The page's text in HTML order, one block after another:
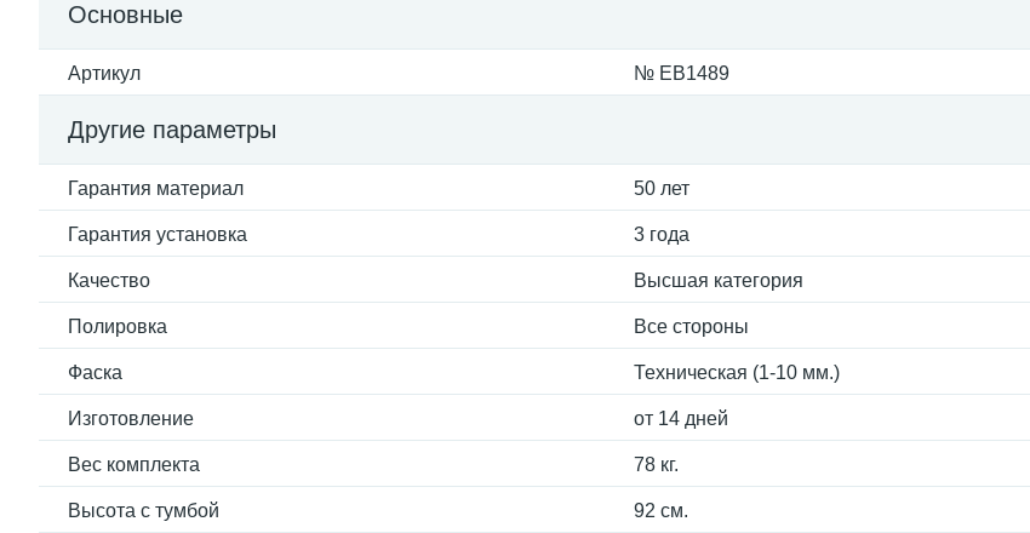
Основные
Артикул № EB1489
Другие параметры
Гарантия материал 50 лет
Гарантия установка 3 года
Качество Высшая категория
Полировка Все стороны
Фаска Техническая (1-10 мм.)
Изготовление от 14 дней
Вес комплекта 78 кг.
Высота с тумбой 92 см.